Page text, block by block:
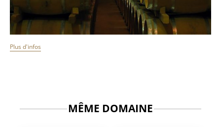
Plus d'infos
MÊME DOMAINE